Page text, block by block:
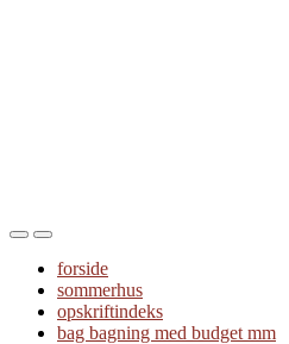
Toggle
mobile
menu
Toggle
the
search
field
forside
sommerhus
opskriftindeks
bag bagning med budget mm